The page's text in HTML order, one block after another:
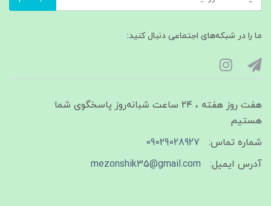
ما را در شبکه‌های اجتماعی دنبال کنید:
هفت روز هفته ، ۲۴ ساعت شبانه‌روز پاسخگوی شما
هستیم
شماره تماس:
09029028927
آدرس ایمیل:
mezonshik35@gmail.com